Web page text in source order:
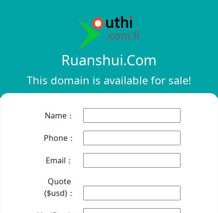
Ruanshui.com
This domain is available for sale!
Name：
Phone：
Email：
Quote
($usd)：